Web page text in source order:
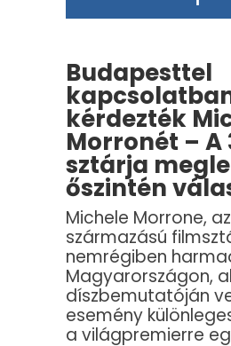
Budapesttel
kérdezték
Morronét – A
sztárja
őszintén
Michele Morrone,
származású
nemrégiben
Magyarországon,
díszbemutatóján
esemény
a világpremierre